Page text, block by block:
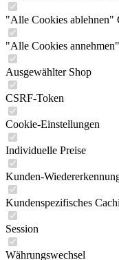
"Alle Cookies ablehnen"
"Alle Cookies
Ausgewählter Shop
CSRF-Token
Cookie-Einstellungen
Individuelle Preise
Kunden-
Kundenspezifisches
Session
Währungswechsel